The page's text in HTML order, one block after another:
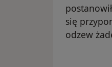
się
odzew